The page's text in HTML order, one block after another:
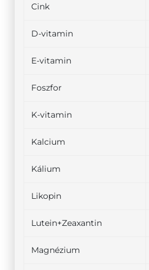
Cink
D-vitamin
E-vitamin
Foszfor
K-vitamin
Kalcium
Kálium
Likopin
Lutein+Zeaxantin
Magnézium